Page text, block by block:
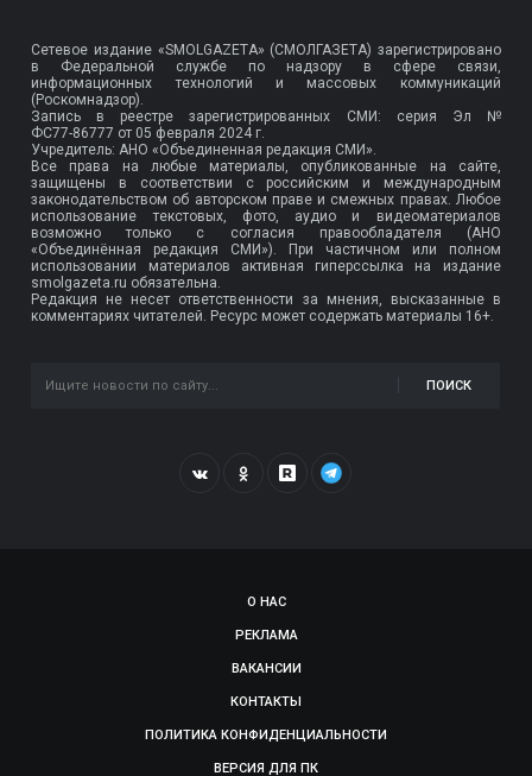
Сетевое издание «SMOLGAZETA» (СМОЛГАЗЕТА) зарегистрировано
в Федеральной службе по надзору в сфере связи,
информационных технологий и массовых коммуникаций
(Роскомнадзор).
Запись в реестре зарегистрированных СМИ: серия Эл №
ФС77-86777 от 05 февраля 2024 г.
Учредитель: АНО «Объединенная редакция СМИ».
Все права на любые материалы, опубликованные на сайте,
защищены в соответствии с российским и международным
законодательством об авторском праве и смежных правах. Любое
использование текстовых, фото, аудио и видеоматериалов
возможно только с согласия правообладателя (АНО
«Объединённая редакция СМИ»). При частичном или полном
использовании материалов активная гиперссылка на издание
smolgazeta.ru обязательна.
Редакция не несет ответственности за мнения, высказанные в
комментариях читателей. Ресурс может содержать материалы 16+.
ПОИСК
О НАС
РЕКЛАМА
ВАКАНСИИ
КОНТАКТЫ
ПОЛИТИКА КОНФИДЕНЦИАЛЬНОСТИ
ВЕРСИЯ ДЛЯ ПК